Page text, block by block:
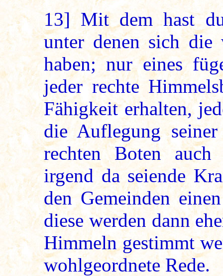
13] Mit dem hast
unter denen sich die
haben; nur eines
jeder rechte
Fähigkeit erhalten,
die Auflegung
rechten Boten
irgend da seiende
den Gemeinden
diese werden dann
Himmeln gestimmt
wohlgeordnete Rede.